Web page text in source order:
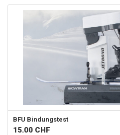
BFU Bindungstest
15.00 CHF